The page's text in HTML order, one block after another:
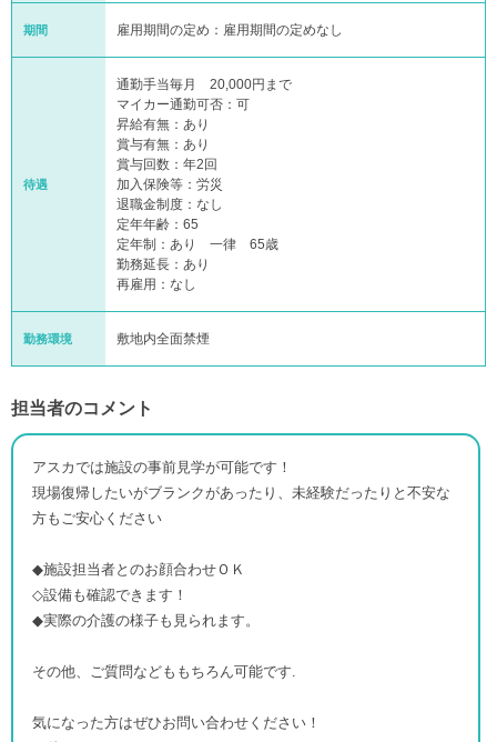
期間 雇用期間の定め：雇用期間の定めなし
待遇
通勤手当毎月 20,000円まで
マイカー通勤可否：可
昇給有無：あり
賞与有無：あり
賞与回数：年2回
加入保険等：労災
退職金制度：なし
定年年齢：65
定年制：あり 一律 65歳
勤務延長：あり
再雇用：なし
勤務環境 敷地内全面禁煙
担当者のコメント
アスカでは施設の事前見学が可能です！
現場復帰したいがブランクがあったり、未経験だったりと不安な
方もご安心ください
◆施設担当者とのお顔合わせＯＫ
◇設備も確認できます！
◆実際の介護の様子も見られます。
その他、ご質問などももちろん可能です.
気になった方はぜひお問い合わせください！